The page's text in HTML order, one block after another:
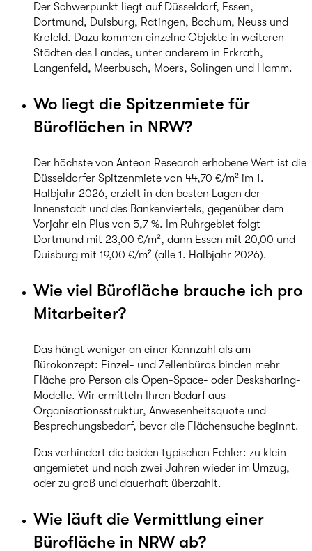
Der Schwerpunkt liegt auf Düsseldorf, Essen,
Dortmund, Duisburg, Ratingen, Bochum, Neuss und
Krefeld. Dazu kommen einzelne Objekte in weiteren
Städten des Landes, unter anderem in Erkrath,
Langenfeld, Meerbusch, Moers, Solingen und Hamm.
Wo liegt die Spitzenmiete für
Büroflächen in NRW?
Der höchste von Anteon Research erhobene Wert ist die
Düsseldorfer Spitzenmiete von 44,70 €/m² im 1.
Halbjahr 2026, erzielt in den besten Lagen der
Innenstadt und des Bankenviertels, gegenüber dem
Vorjahr ein Plus von 5,7 %. Im Ruhrgebiet folgt
Dortmund mit 23,00 €/m², dann Essen mit 20,00 und
Duisburg mit 19,00 €/m² (alle 1. Halbjahr 2026).
Wie viel Bürofläche brauche ich pro
Mitarbeiter?
Das hängt weniger an einer Kennzahl als am
Bürokonzept: Einzel- und Zellenbüros binden mehr
Fläche pro Person als Open-Space- oder Desksharing-
Modelle. Wir ermitteln Ihren Bedarf aus
Organisationsstruktur, Anwesenheitsquote und
Besprechungsbedarf, bevor die Flächensuche beginnt.
Das verhindert die beiden typischen Fehler: zu klein
angemietet und nach zwei Jahren wieder im Umzug,
oder zu groß und dauerhaft überzahlt.
Wie läuft die Vermittlung einer
Bürofläche in NRW ab?